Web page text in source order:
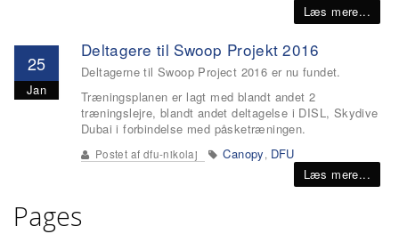
Læs mere...
25
Jan
Deltagere til Swoop Projekt 2016
Deltagerne til Swoop Project 2016 er nu fundet.
Træningsplanen er lagt med blandt andet 2
træningslejre, blandt andet deltagelse i DISL, Skydive
Dubai i forbindelse med påsketræningen.
Postet af dfu-nikolaj Canopy, DFU
Læs mere...
Pages